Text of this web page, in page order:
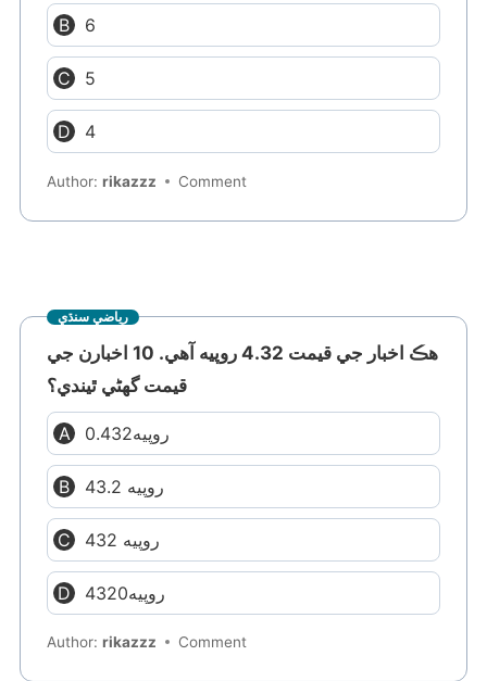
6
5
4
Author:rikazzz Comment
رياضي سنڌي
هڪ اخبار جي قيمت 4.32 روپيه آهي. 10 اخبارن جي
قيمت گهڻي ٿيندي؟
0.432روپيه
43.2 روپيه
432 روپيه
4320روپيه
Author:rikazzz Comment